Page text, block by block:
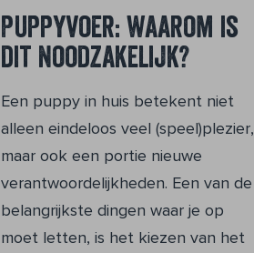
Puppyvoer: waarom is
dit noodzakelijk?
Een puppy in huis betekent niet
alleen eindeloos veel (speel)plezier,
maar ook een portie nieuwe
verantwoordelijkheden. Een van de
belangrijkste dingen waar je op
moet letten, is het kiezen van het